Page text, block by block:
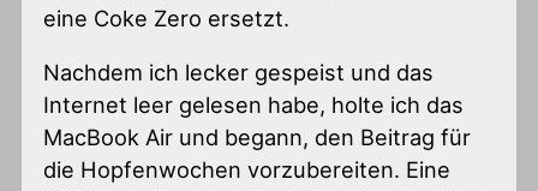
eine Coke Zero ersetzt.
Nachdem ich lecker gespeist und das
Internet leer gelesen habe, holte ich das
MacBook Air und begann, den Beitrag für
die Hopfenwochen vorzubereiten. Eine